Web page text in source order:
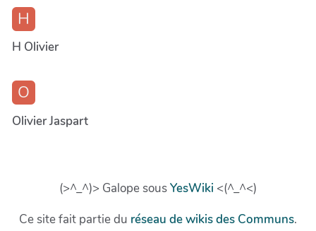
H
H Olivier
O
Olivier Jaspart
(>^_^)> Galope sousYesWiki <(^_^<)
Ce site fait partie du réseau de wikis des Communs.